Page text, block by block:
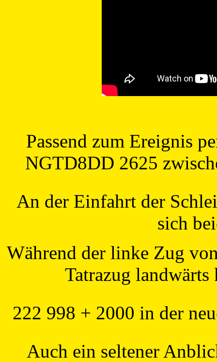
Passend zum Ereignis
NGTD8DD 2625
An der Einfahrt der
sich
Während der linke Zug
Tatrazug
222 998 + 2000 in der
Auch ein seltener